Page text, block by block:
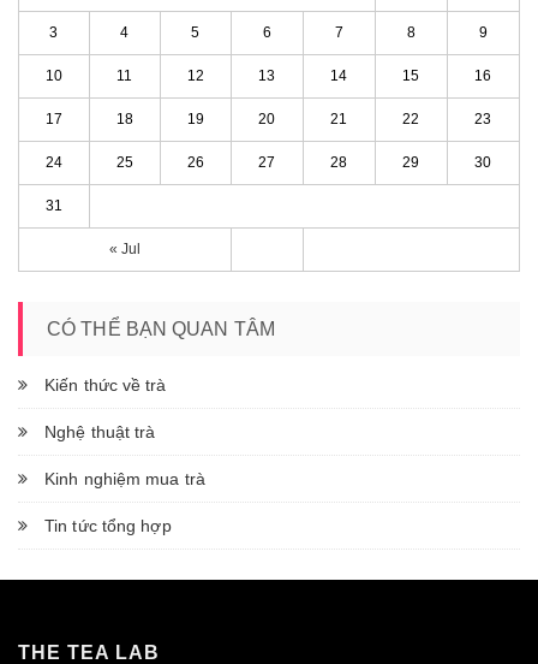
« Jul
3 4 5 6 7 8 9
10 11 12 13 14 15 16
17 18 19 20 21 22 23
24 25 26 27 28 29 30
31
CÓ THỂ BẠN QUAN TÂM
Kiến thức về trà
Nghệ thuật trà
Kinh nghiệm mua trà
Tin tức tổng hợp
THE TEA LAB